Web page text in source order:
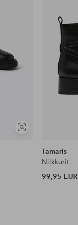
Näytä
Tamaris
Nilkkurit
99,95 EUR